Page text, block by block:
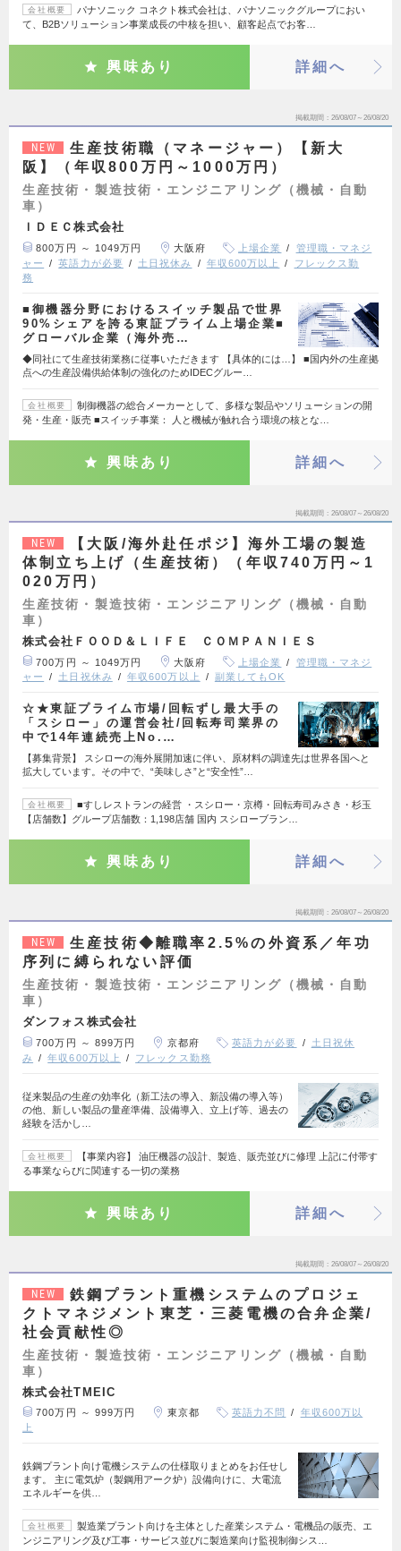
会社概要
パナソニック コネクト株式会社は、パナソニックグループにおい
て、B2Bソリューション事業成長の中核を担い、顧客起点でお客…
興味あり 詳細へ
掲載期間 26/08/07～26/08/20
NEW
生産技術職（マネージャー）【新大
阪】（年収800万円～1000万円）
生産技術・製造技術・エンジニアリング（機械・自動
車）
ＩＤＥＣ株式会社
800万円 ～ 1049万円 大阪府 上場企業
管理職・マネジ
ャー
英語力が必要 土日祝休み 年収600万以上
フレックス勤
務
■御機器分野におけるスイッチ製品で世界
90%シェアを誇る東証プライム上場企業■
グローバル企業（海外売…
◆同社にて生産技術業務に従事いただきます 【具体的には…】 ■国内外の生産拠
点への生産設備供給体制の強化のためIDECグルー…
会社概要
制御機器の総合メーカーとして、多様な製品やソリューションの開
発・生産・販売 ■スイッチ事業： 人と機械が触れ合う環境の核とな…
興味あり 詳細へ
掲載期間 26/08/07～26/08/20
NEW
【大阪/海外赴任ポジ】海外工場の製造
体制立ち上げ（生産技術）（年収740万円～1
020万円）
生産技術・製造技術・エンジニアリング（機械・自動
車）
株式会社ＦＯＯＤ＆ＬＩＦＥ ＣＯＭＰＡＮＩＥＳ
700万円 ～ 1049万円 大阪府 上場企業
管理職・マネジ
ャー
土日祝休み 年収600万以上 副業してもOK
☆★東証プライム市場/回転ずし最大手の
「スシロー」の運営会社/回転寿司業界の
中で14年連続売上No.…
【募集背景】 スシローの海外展開加速に伴い、原材料の調達先は世界各国へと
拡大しています。その中で、“美味しさ”と“安全性”…
会社概要
■すしレストランの経営 ・スシロー・京樽・回転寿司みさき・杉玉
【店舗数】グループ店舗数：1,198店舗 国内 スシローブラン…
興味あり 詳細へ
掲載期間 26/08/07～26/08/20
NEW
生産技術◆離職率2.5%の外資系／年功
序列に縛られない評価
生産技術・製造技術・エンジニアリング（機械・自動
車）
ダンフォス株式会社
700万円 ～ 899万円 京都府 英語力が必要
土日祝休
み
年収600万以上 フレックス勤務
従来製品の生産の効率化（新工法の導入、新設備の導入等）
の他、新しい製品の量産準備、設備導入、立上げ等、過去の
経験を活かし…
会社概要
【事業内容】 油圧機器の設計、製造、販売並びに修理 上記に付帯す
る事業ならびに関連する一切の業務
興味あり 詳細へ
掲載期間 26/08/07～26/08/20
NEW
鉄鋼プラント重機システムのプロジェ
クトマネジメント東芝・三菱電機の合弁企業/
社会貢献性◎
生産技術・製造技術・エンジニアリング（機械・自動
車）
株式会社TMEIC
700万円 ～ 999万円 東京都 英語力不問
年収600万以
上
鉄鋼プラント向け電機システムの仕様取りまとめをお任せし
ます。 主に電気炉（製鋼用アーク炉）設備向けに、大電流
エネルギーを供…
会社概要
製造業プラント向けを主体とした産業システム・電機品の販売、エ
ンジニアリング及び工事・サービス並びに製造業向け監視制御シス…